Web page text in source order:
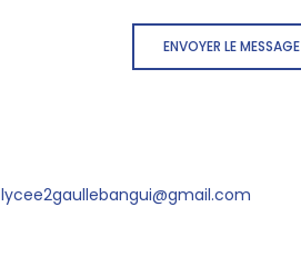
ENVOYER LE MESSAGE
lycee2gaullebangui@gmail.com